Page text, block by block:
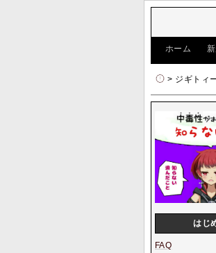
ホーム
> ジギトィ
はじ
FAQ